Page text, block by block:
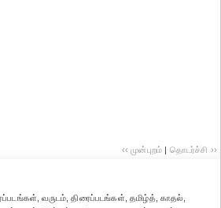
‹‹ முன்புறம் | தொடர்ச்சி ››
வருடம், திரைப்படங்கள், தமிழ்த், காதல்,